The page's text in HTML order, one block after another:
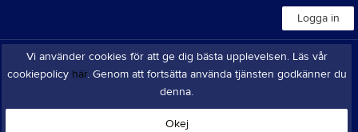
Logga in
Vi använder cookies för att ge dig bästa upplevelsen. Läs vår
cookiepolicy här. Genom att fortsätta använda tjänsten godkänner du
denna.
Okej